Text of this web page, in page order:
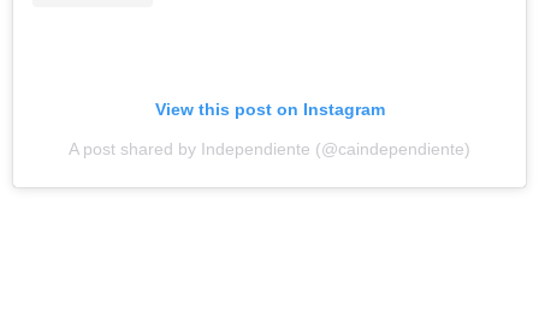
View this post on Instagram
A post shared by Independiente (@caindependiente)